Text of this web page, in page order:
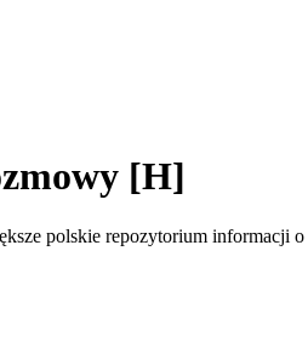
[H]
polskie repozytorium informacji